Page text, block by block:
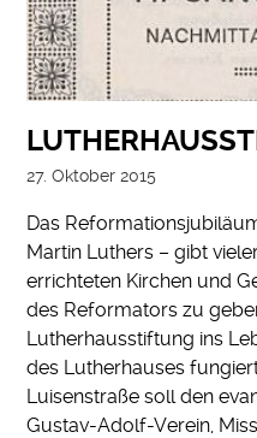
27. Oktober 2015
Das
Martin Luthers – gibt
errichteten Kirchen und
des Reformators zu
Lutherhausstiftung ins
des Lutherhauses
Luisenstraße soll den
Gustav-Adolf-Verein,